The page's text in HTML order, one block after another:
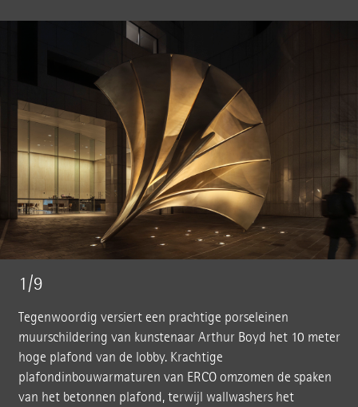
1/9
Tegenwoordig versiert een prachtige porseleinen
muurschildering van kunstenaar Arthur Boyd het 10 meter
hoge plafond van de lobby. Krachtige
plafondinbouwarmaturen van ERCO omzomen de spaken
van het betonnen plafond, terwijl wallwashers het